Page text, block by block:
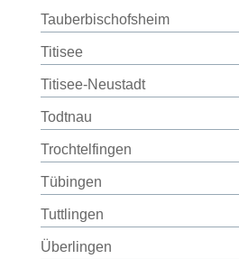
Tauberbischofsheim
Titisee
Titisee-Neustadt
Todtnau
Trochtelfingen
Tübingen
Tuttlingen
Überlingen